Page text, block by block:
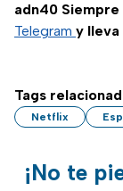
adn40
Telegram y lleva
Tags
Netflix
¡No te